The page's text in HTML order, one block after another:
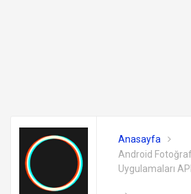
Anasayfa
Android
Uygulamaları